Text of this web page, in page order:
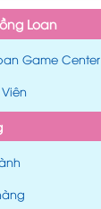
Loan
Game Center